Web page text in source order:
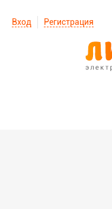
Вход Регистрация